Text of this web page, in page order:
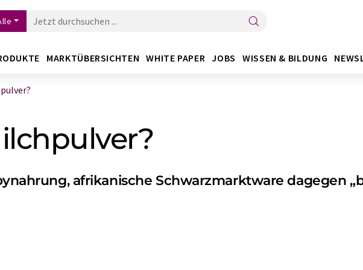
MARKTÜBERSICHTEN WHITE PAPER JOBS WISSEN & BILDUNG
afrikanische Schwarzmarktware dagegen